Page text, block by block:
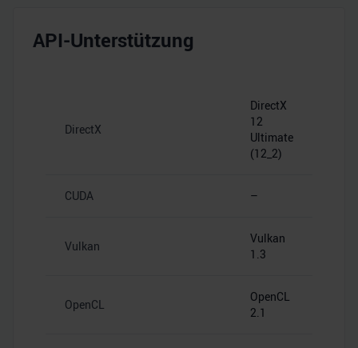
API-Unterstützung
DirectX
DirectX
12
Ultimate
(12_2)
CUDA –
Vulkan
Vulkan
1.3
OpenCL
OpenCL
2.1